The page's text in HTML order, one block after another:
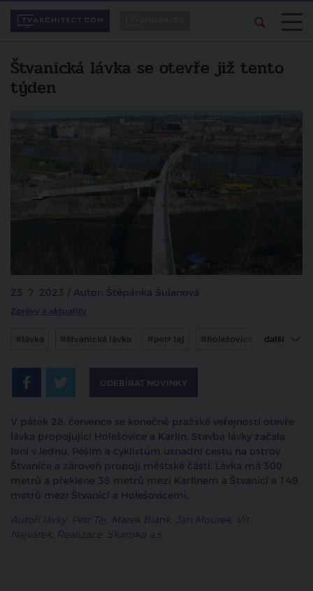
Štvanická lávka se otevře již tento
týden
25. 7. 2023 / Autor: Štěpánka Šulanová
Zprávy a aktuality
#lávka #štvanická lávka #petr tej #holešovice
#karlín
další
ODEBÍRAT NOVINKY
V pátek 28. července se konečně pražské veřejnosti otevře
lávka propojující Holešovice a Karlín. Stavba lávky začala
loni v lednu. Pěším a cyklistům usnadní cestu na ostrov
Štvanice a zároveň propojí městské části. Lávka má 300
metrů a překlene 38 metrů mezi Karlínem a Štvanicí a 149
metrů mezi Štvanicí a Holešovicemi.
Autoři lávky: Petr Tej, Marek Blank, Jan Mourek, Vít
Najvárek; Realizace: Skanska a.s.